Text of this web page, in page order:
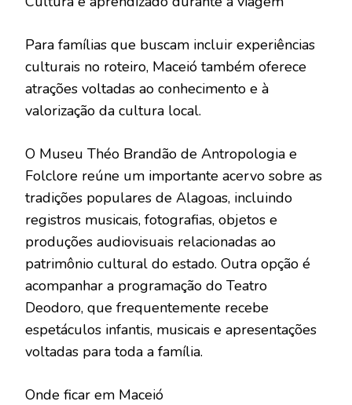
Para famílias que buscam incluir experiências
culturais no roteiro, Maceió também oferece
atrações voltadas ao conhecimento e à
valorização da cultura local.
O Museu Théo Brandão de Antropologia e
Folclore reúne um importante acervo sobre as
tradições populares de Alagoas, incluindo
registros musicais, fotografias, objetos e
produções audiovisuais relacionadas ao
patrimônio cultural do estado. Outra opção é
acompanhar a programação do Teatro
Deodoro, que frequentemente recebe
espetáculos infantis, musicais e apresentações
voltadas para toda a família.
Onde ficar em Maceió